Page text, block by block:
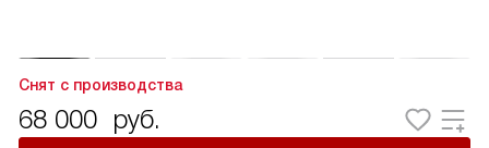
Снят с производства
68 000 руб.